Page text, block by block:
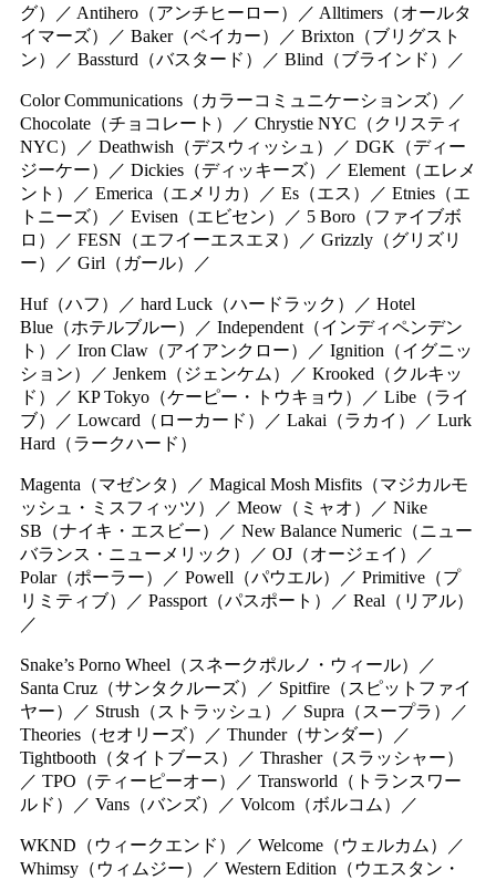
グ）／ Antihero（アンチヒーロー）／ Alltimers（オールタ
イマーズ）／ Baker（ベイカー）／ Brixton（ブリグスト
ン）／ Bassturd（バスタード）／ Blind（ブラインド）／
Color Communications（カラーコミュニケーションズ）／
Chocolate（チョコレート）／ Chrystie NYC（クリスティ
NYC）／ Deathwish（デスウィッシュ）／ DGK（ディー
ジーケー）／ Dickies（ディッキーズ）／ Element（エレメ
ント）／ Emerica（エメリカ）／ Es（エス）／ Etnies（エ
トニーズ）／ Evisen（エビセン）／ 5 Boro（ファイブボ
ロ）／ FESN（エフイーエスエヌ）／ Grizzly（グリズリ
ー）／ Girl（ガール）／
Huf（ハフ）／ hard Luck（ハードラック）／ Hotel
Blue（ホテルブルー）／ Independent（インディペンデン
ト）／ Iron Claw（アイアンクロー）／ Ignition（イグニッ
ション）／ Jenkem（ジェンケム）／ Krooked（クルキッ
ド）／ KP Tokyo（ケーピー・トウキョウ）／ Libe（ライ
ブ）／ Lowcard（ローカード）／ Lakai（ラカイ）／ Lurk
Hard（ラークハード）
Magenta（マゼンタ）／ Magical Mosh Misfits（マジカルモ
ッシュ・ミスフィッツ）／ Meow（ミャオ）／ Nike
SB（ナイキ・エスビー）／ New Balance Numeric（ニュー
バランス・ニューメリック）／ OJ（オージェイ）／
Polar（ポーラー）／ Powell（パウエル）／ Primitive（プ
リミティブ）／ Passport（パスポート）／ Real（リアル）
／
Snake’s Porno Wheel（スネークポルノ・ウィール）／
Santa Cruz（サンタクルーズ）／ Spitfire（スピットファイ
ヤー）／ Strush（ストラッシュ）／ Supra（スープラ）／
Theories（セオリーズ）／ Thunder（サンダー）／
Tightbooth（タイトブース）／ Thrasher（スラッシャー）
／ TPO（ティーピーオー）／ Transworld（トランスワー
ルド）／ Vans（バンズ）／ Volcom（ボルコム）／
WKND（ウィークエンド）／ Welcome（ウェルカム）／
Whimsy（ウィムジー）／ Western Edition（ウエスタン・